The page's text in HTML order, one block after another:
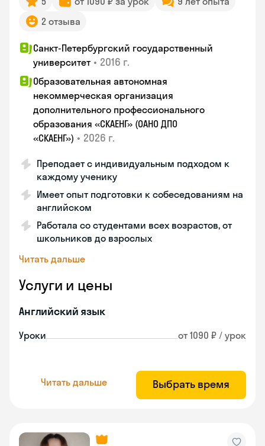
2 отзыва
Санкт-Петербургский государственный
университет • 2016 г.
Образовательная автономная
некоммерческая организация
дополнительного профессионального
образования «СКАЕНГ» (ОАНО ДПО
«СКАЕНГ») • 2026 г.
Преподает с индивидуальным подходом к
каждому ученику
Имеет опыт подготовки к собеседованиям на
английском
Работала со студентами всех возрастов, от
школьников до взрослых
Читать дальше
Услуги и цены
Английский язык
Уроки от 1090 ₽ / урок
Читать дальше Выбрать время